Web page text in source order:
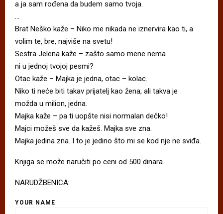
a ja sam rođena da budem samo tvoja.
Brat Neško kaže – Niko me nikada ne iznervira kao ti, a
volim te, bre, najviše na svetu!
Sestra Jelena kaže – zašto samo mene nema
ni u jednoj tvojoj pesmi?
Otac kaže – Majka je jedna, otac – kolac.
Niko ti neće biti takav prijatelj kao žena, ali takva je
možda u milion, jedna.
Majka kaže – pa ti uopšte nisi normalan dečko!
Majci možeš sve da kažeš. Majka sve zna.
Majka jedina zna. I to je jedino što mi se kod nje ne sviđa.
Knjiga se može naručiti po ceni od 500 dinara.
NARUDŽBENICA:
YOUR NAME